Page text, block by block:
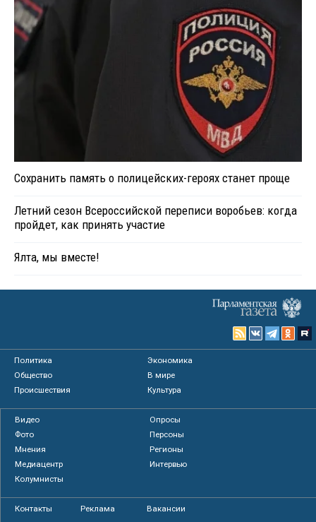
Сохранить память о полицейских-героях станет проще
Летний сезон Всероссийской переписи воробьев: когда
пройдет, как принять участие
Ялта, мы вместе!
Политика
Экономика
Общество
В мире
Происшествия
Культура
Видео
Опросы
Фото
Персоны
Мнения
Регионы
Медиацентр
Интервью
Колумнисты
Контакты Реклама Вакансии